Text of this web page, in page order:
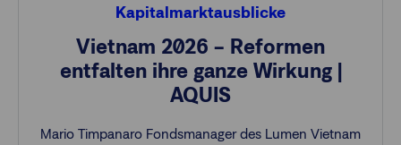
Kapitalmarktausblicke
Vietnam 2026 – Reformen
entfalten ihre ganze Wirkung |
AQUIS
Mario Timpanaro Fondsmanager des Lumen Vietnam